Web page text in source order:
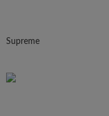
Supreme